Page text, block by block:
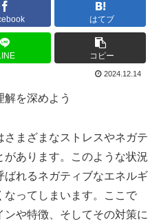
はてブ
コピー
2024.12.14
を深めよう
さまざまなストレスやネガテ
があります。このような状況
れるネガティブなエネルギ
なってしまいます。ここで
や特徴、そしてその対策に